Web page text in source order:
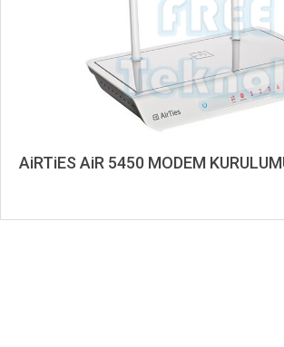
AiRTiES AiR 5450 MODEM